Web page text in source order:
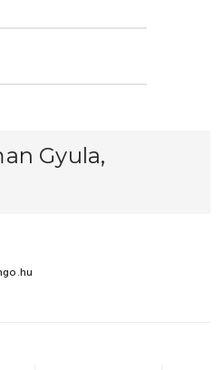
Gyula,